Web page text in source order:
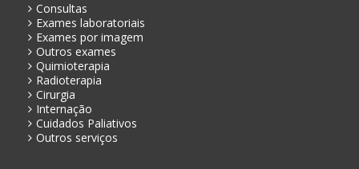
Consultas
Exames laboratoriais
Exames por imagem
Outros exames
Quimioterapia
Radioterapia
Cirurgia
Internação
Cuidados Paliativos
Outros serviços